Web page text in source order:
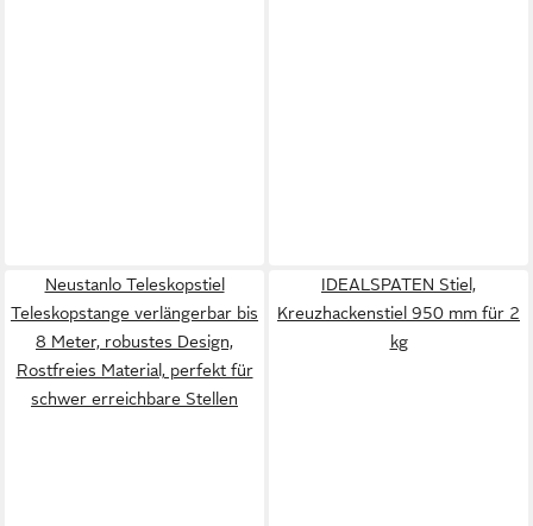
Neustanlo Teleskopstiel
Teleskopstange verlängerbar bis
8 Meter, robustes Design,
Rostfreies Material, perfekt für
schwer erreichbare Stellen
IDEALSPATEN Stiel,
Kreuzhackenstiel 950 mm für 2
kg